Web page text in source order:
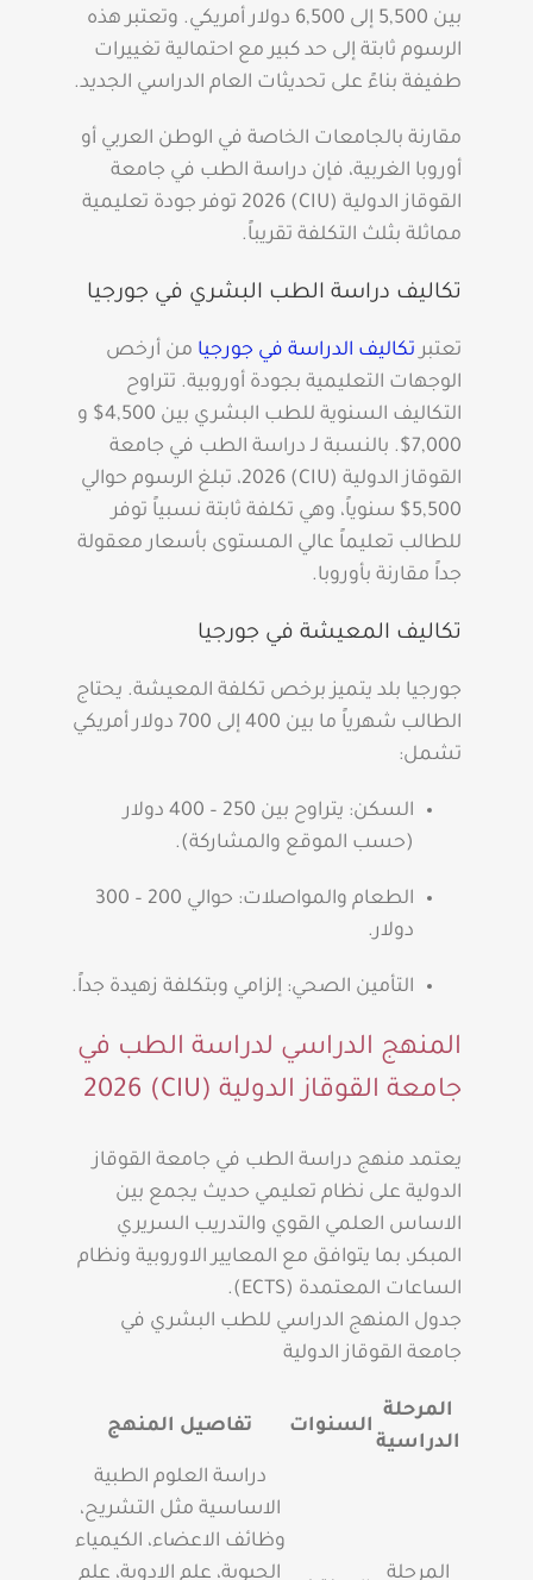
بين 5,500 إلى 6,500 دولار أمريكي. وتعتبر هذه
الرسوم ثابتة إلى حد كبير مع احتمالية تغييرات
طفيفة بناءً على تحديثات العام الدراسي الجديد.
مقارنة بالجامعات الخاصة في الوطن العربي أو
أوروبا الغربية، فإن دراسة الطب في جامعة
القوقاز الدولية (CIU) 2026 توفر جودة تعليمية
مماثلة بثلث التكلفة تقريباً.
تكاليف دراسة الطب البشري في جورجيا
تعتبر تكاليف الدراسة في جورجيا من أرخص
الوجهات التعليمية بجودة أوروبية. تتراوح
التكاليف السنوية للطب البشري بين 4,500$ و
7,000$. بالنسبة لـ دراسة الطب في جامعة
القوقاز الدولية (CIU) 2026، تبلغ الرسوم حوالي
5,500$ سنوياً، وهي تكلفة ثابتة نسبياً توفر
للطالب تعليماً عالي المستوى بأسعار معقولة
جداً مقارنة بأوروبا.
تكاليف المعيشة في جورجيا
جورجيا بلد يتميز برخص تكلفة المعيشة. يحتاج
الطالب شهرياً ما بين 400 إلى 700 دولار أمريكي
تشمل:
السكن: يتراوح بين 250 – 400 دولار
(حسب الموقع والمشاركة).
الطعام والمواصلات: حوالي 200 – 300
دولار.
التأمين الصحي: إلزامي وبتكلفة زهيدة جداً.
المنهج الدراسي لدراسة الطب في
جامعة القوقاز الدولية (CIU) 2026
يعتمد منهج دراسة الطب في جامعة القوقاز
الدولية على نظام تعليمي حديث يجمع بين
الاساس العلمي القوي والتدريب السريري
المبكر، بما يتوافق مع المعايير الاوروبية ونظام
الساعات المعتمدة (ECTS).
جدول المنهج الدراسي للطب البشري في
جامعة القوقاز الدولية
المرحلة
الدراسية
السنوات تفاصيل المنهج
المرحلة
دراسة العلوم الطبية
الاساسية مثل التشريح،
وظائف الاعضاء، الكيمياء
الحيوية، علم الادوية، علم